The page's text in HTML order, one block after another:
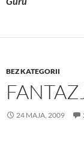
BEZ KATEGORII
24 MAJA, 2009